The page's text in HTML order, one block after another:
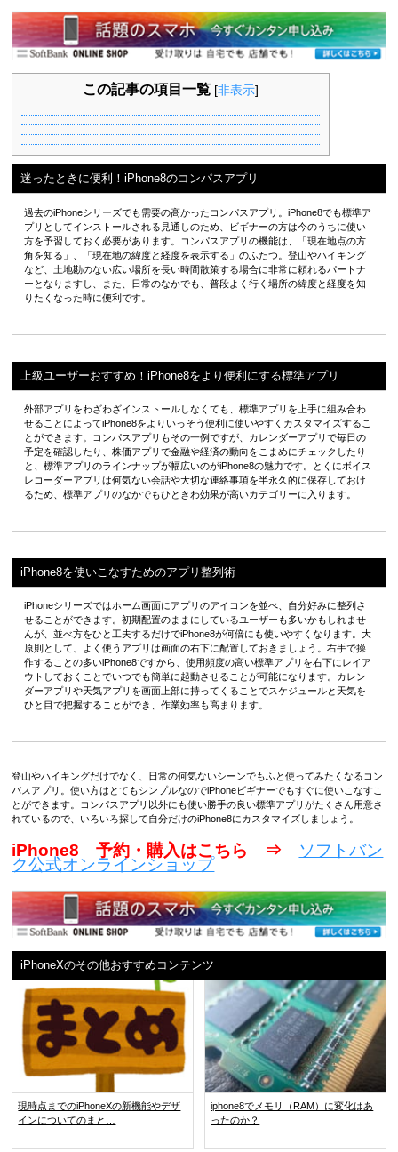
この記事の項目一覧 [非表示]
迷ったときに便利！iPhone8のコンパスアプリ
過去のiPhoneシリーズでも需要の高かったコンパスアプリ。iPhone8でも標準ア
プリとしてインストールされる見通しのため、ビギナーの方は今のうちに使い
方を予習しておく必要があります。コンパスアプリの機能は、「現在地点の方
角を知る」、「現在地の緯度と経度を表示する」のふたつ。登山やハイキング
など、土地勘のない広い場所を長い時間散策する場合に非常に頼れるパートナ
ーとなりますし、また、日常のなかでも、普段よく行く場所の緯度と経度を知
りたくなった時に便利です。
上級ユーザーおすすめ！iPhone8をより便利にする標準アプリ
外部アプリをわざわざインストールしなくても、標準アプリを上手に組み合わ
せることによってiPhone8をよりいっそう便利に使いやすくカスタマイズするこ
とができます。コンパスアプリもその一例ですが、カレンダーアプリで毎日の
予定を確認したり、株価アプリで金融や経済の動向をこまめにチェックしたり
と、標準アプリのラインナップが幅広いのがiPhone8の魅力です。とくにボイス
レコーダーアプリは何気ない会話や大切な連絡事項を半永久的に保存しておけ
るため、標準アプリのなかでもひときわ効果が高いカテゴリーに入ります。
iPhone8を使いこなすためのアプリ整列術
iPhoneシリーズではホーム画面にアプリのアイコンを並べ、自分好みに整列さ
せることができます。初期配置のままにしているユーザーも多いかもしれませ
んが、並べ方をひと工夫するだけでiPhone8が何倍にも使いやすくなります。大
原則として、よく使うアプリは画面の右下に配置しておきましょう。右手で操
作することの多いiPhone8ですから、使用頻度の高い標準アプリを右下にレイア
ウトしておくことでいつでも簡単に起動させることが可能になります。カレン
ダーアプリや天気アプリを画面上部に持ってくることでスケジュールと天気を
ひと目で把握することができ、作業効率も高まります。
登山やハイキングだけでなく、日常の何気ないシーンでもふと使ってみたくなるコン
パスアプリ。使い方はとてもシンプルなのでiPhoneビギナーでもすぐに使いこなすこ
とができます。コンパスアプリ以外にも使い勝手の良い標準アプリがたくさん用意さ
れているので、いろいろ探して自分だけのiPhone8にカスタマイズしましょう。
iPhone8 予約・購入はこちら ⇒ ソフトバン
ク公式オンラインショップ
iPhoneXのその他おすすめコンテンツ
現時点までのiPhoneXの新機能やデザ
インについてのまと…
iphone8でメモリ（RAM）に変化はあ
ったのか？